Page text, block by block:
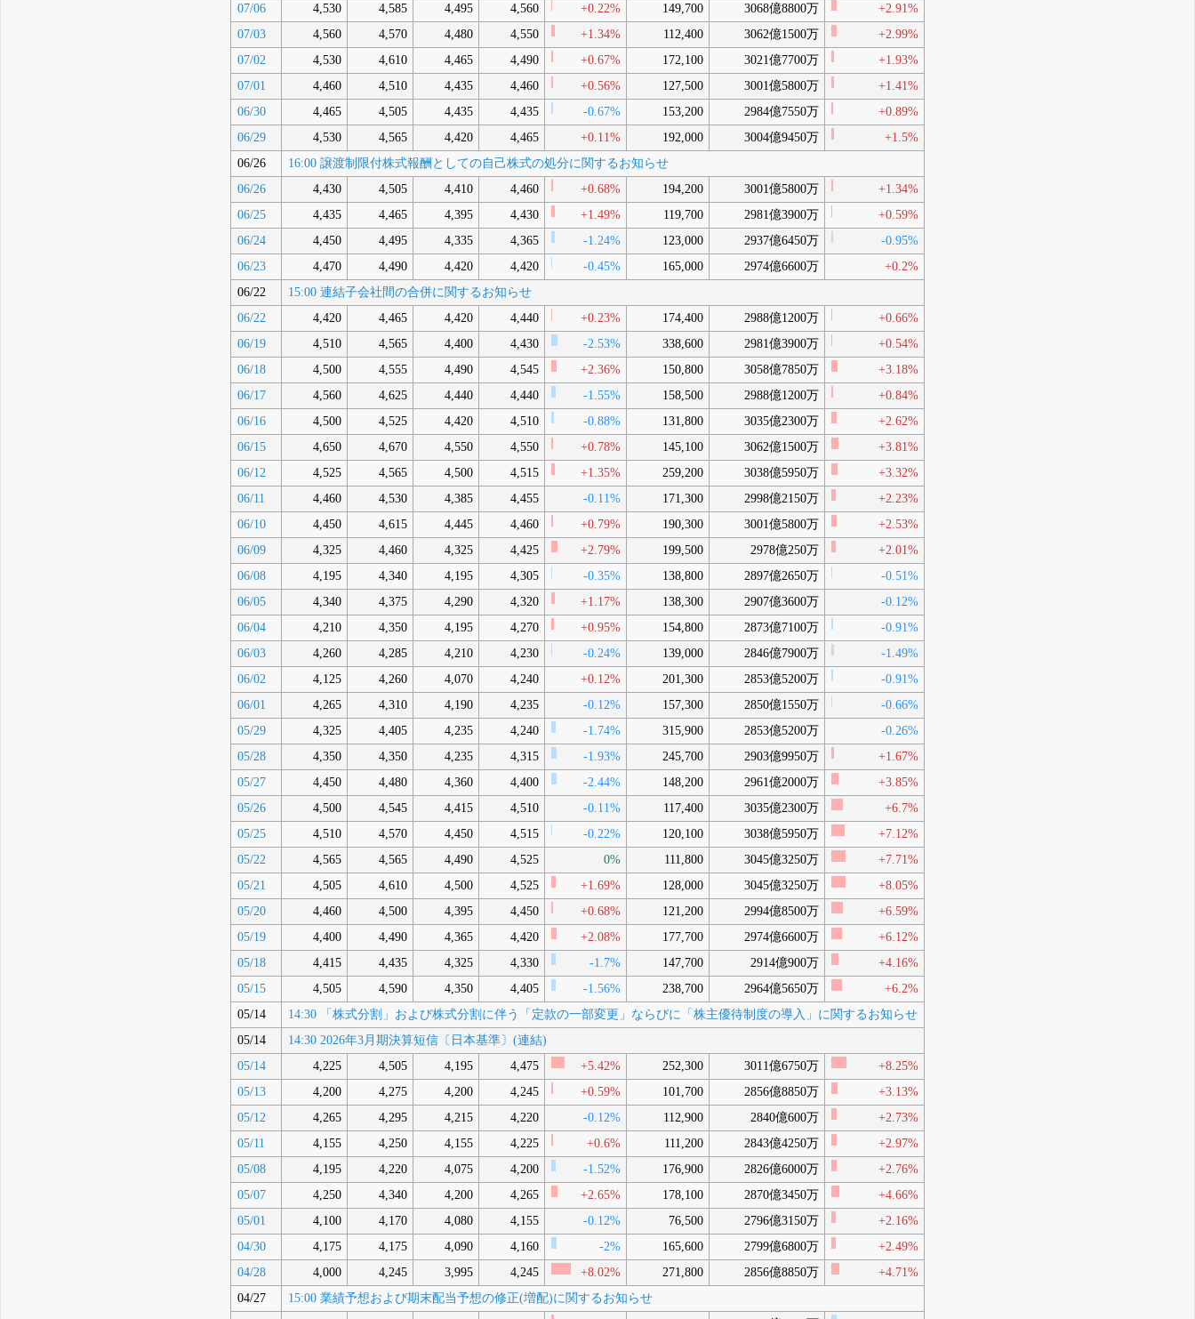
07/06
4,530 4,585 4,495 4,560 +0.22% 149,700 3068億8800万
+2.91%
07/03
4,560 4,570 4,480 4,550 +1.34% 112,400 3062億1500万
+2.99%
07/02
4,530 4,610 4,465 4,490 +0.67% 172,100 3021億7700万
+1.93%
07/01
4,460 4,510 4,435 4,460 +0.56% 127,500 3001億5800万
+1.41%
06/30
4,465 4,505 4,435 4,435 -0.67% 153,200 2984億7550万
+0.89%
06/29
4,530 4,565 4,420 4,465 +0.11% 192,000 3004億9450万
+1.5%
06/26
16:00 譲渡制限付株式報酬としての自己株式の処分に関するお知らせ
06/26
4,430 4,505 4,410 4,460 +0.68% 194,200 3001億5800万
+1.34%
06/25
4,435 4,465 4,395 4,430 +1.49% 119,700 2981億3900万
+0.59%
06/24
4,450 4,495 4,335 4,365 -1.24% 123,000 2937億6450万
-0.95%
06/23
4,470 4,490 4,420 4,420 -0.45% 165,000 2974億6600万
+0.2%
06/22
15:00 連結子会社間の合併に関するお知らせ
06/22
4,420 4,465 4,420 4,440 +0.23% 174,400 2988億1200万
+0.66%
06/19
4,510 4,565 4,400 4,430 -2.53% 338,600 2981億3900万
+0.54%
06/18
4,500 4,555 4,490 4,545 +2.36% 150,800 3058億7850万
+3.18%
06/17
4,560 4,625 4,440 4,440 -1.55% 158,500 2988億1200万
+0.84%
06/16
4,500 4,525 4,420 4,510 -0.88% 131,800 3035億2300万
+2.62%
06/15
4,650 4,670 4,550 4,550 +0.78% 145,100 3062億1500万
+3.81%
06/12
4,525 4,565 4,500 4,515 +1.35% 259,200 3038億5950万
+3.32%
06/11
4,460 4,530 4,385 4,455 -0.11% 171,300 2998億2150万
+2.23%
06/10
4,450 4,615 4,445 4,460 +0.79% 190,300 3001億5800万
+2.53%
06/09
4,325 4,460 4,325 4,425 +2.79% 199,500 2978億250万
+2.01%
06/08
4,195 4,340 4,195 4,305 -0.35% 138,800 2897億2650万
-0.51%
06/05
4,340 4,375 4,290 4,320 +1.17% 138,300 2907億3600万
-0.12%
06/04
4,210 4,350 4,195 4,270 +0.95% 154,800 2873億7100万
-0.91%
06/03
4,260 4,285 4,210 4,230 -0.24% 139,000 2846億7900万
-1.49%
06/02
4,125 4,260 4,070 4,240 +0.12% 201,300 2853億5200万
-0.91%
06/01
4,265 4,310 4,190 4,235 -0.12% 157,300 2850億1550万
-0.66%
05/29
4,325 4,405 4,235 4,240 -1.74% 315,900 2853億5200万
-0.26%
05/28
4,350 4,350 4,235 4,315 -1.93% 245,700 2903億9950万
+1.67%
05/27
4,450 4,480 4,360 4,400 -2.44% 148,200 2961億2000万
+3.85%
05/26
4,500 4,545 4,415 4,510 -0.11% 117,400 3035億2300万
+6.7%
05/25
4,510 4,570 4,450 4,515 -0.22% 120,100 3038億5950万
+7.12%
05/22
4,565 4,565 4,490 4,525 0% 111,800 3045億3250万
+7.71%
05/21
4,505 4,610 4,500 4,525 +1.69% 128,000 3045億3250万
+8.05%
05/20
4,460 4,500 4,395 4,450 +0.68% 121,200 2994億8500万
+6.59%
05/19
4,400 4,490 4,365 4,420 +2.08% 177,700 2974億6600万
+6.12%
05/18
4,415 4,435 4,325 4,330 -1.7% 147,700 2914億900万
+4.16%
05/15
4,505 4,590 4,350 4,405 -1.56% 238,700 2964億5650万
+6.2%
05/14
14:30 「株式分割」および株式分割に伴う「定款の一部変更」ならびに「株主優待制度の導入」に関するお知らせ
05/14
14:30 2026年3月期決算短信〔日本基準〕(連結)
05/14
4,225 4,505 4,195 4,475 +5.42% 252,300 3011億6750万
+8.25%
05/13
4,200 4,275 4,200 4,245 +0.59% 101,700 2856億8850万
+3.13%
05/12
4,265 4,295 4,215 4,220 -0.12% 112,900 2840億600万
+2.73%
05/11
4,155 4,250 4,155 4,225 +0.6% 111,200 2843億4250万
+2.97%
05/08
4,195 4,220 4,075 4,200 -1.52% 176,900 2826億6000万
+2.76%
05/07
4,250 4,340 4,200 4,265 +2.65% 178,100 2870億3450万
+4.66%
05/01
4,100 4,170 4,080 4,155 -0.12% 76,500 2796億3150万
+2.16%
04/30
4,175 4,175 4,090 4,160 -2% 165,600 2799億6800万
+2.49%
04/28
4,000 4,245 3,995 4,245 +8.02% 271,800 2856億8850万
+4.71%
04/27
15:00 業績予想および期末配当予想の修正(増配)に関するお知らせ